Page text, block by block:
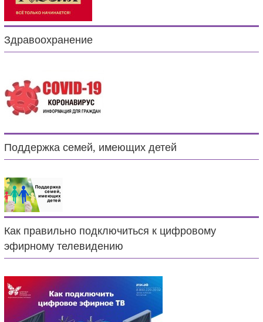
Здравоохранение
Поддержка семей, имеющих детей
Как правильно подключиться к цифровому
эфирному телевидению